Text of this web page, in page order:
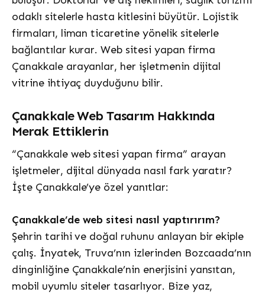
odaklı sitelerle hasta kitlesini büyütür. Lojistik
firmaları, liman ticaretine yönelik sitelerle
bağlantılar kurar. Web sitesi yapan firma
Çanakkale arayanlar, her işletmenin dijital
vitrine ihtiyaç duyduğunu bilir.
Çanakkale Web Tasarım Hakkında
Merak Ettiklerin
“Çanakkale web sitesi yapan firma” arayan
işletmeler, dijital dünyada nasıl fark yaratır?
İşte Çanakkale’ye özel yanıtlar:
Çanakkale’de web sitesi nasıl yaptırırım?
Şehrin tarihi ve doğal ruhunu anlayan bir ekiple
çalış. İnyatek, Truva’nın izlerinden Bozcaada’nın
dinginliğine Çanakkale’nin enerjisini yansıtan,
mobil uyumlu siteler tasarlıyor. Bize yaz,